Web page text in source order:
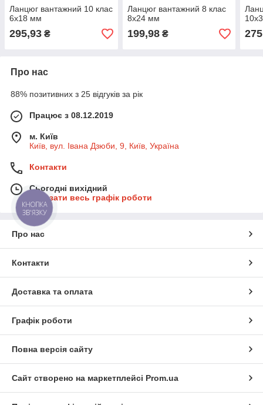
Ланцюг вантажний 10 клас
6х18 мм
295,93 ₴
Ланцюг вантажний 8 клас
8x24 мм
199,98₴
Про нас
88% позитивних з 25 відгуків за рік
Працює з 08.12.2019
м. Київ
Київ, вул. Івана Дзюби, 9, Київ, Україна
Контакти
Сьогодні вихідний
Показати весь графік роботи
Про нас
Контакти
Доставка та оплата
Графік роботи
Повна версія сайту
Сайт створено на маркетплейсі Prom.ua
КНОПКА
ЗВ'ЯЗКУ